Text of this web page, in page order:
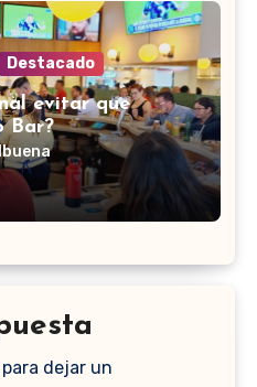
Destacado
evitar que
Bar?
dejar un